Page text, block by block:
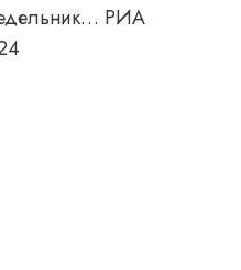
РИА